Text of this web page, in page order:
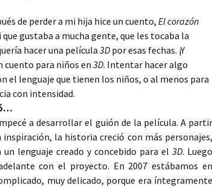
de perder a mi hija hice un cuento, El corazón
que gustaba a mucha gente, que les tocaba la
hacer una película3D por esas fechas. ¡Y
cuento para niños en 3D. Intentar hacer algo
el lenguaje que tienen los niños, o al menos para
con intensidad.
a desarrollar el guión de la película. A partir
inspiración, la historia creció con más personajes,
un lenguaje creado y concebido para el 3D. Luego
con el proyecto. En 2007 estábamos en
muy delicado, porque era íntegramente